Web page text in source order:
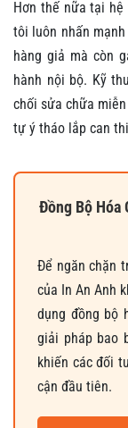
Hơn thế nữa tại
tôi luôn nhấn
hàng giả mà còn
hành nội bộ. Kỹ
chối sửa chữa
tự ý tháo lắp can
Đồng Bộ Hóa
Để ngăn chặn
của In An Anh
dụng đồng bộ
giải pháp bao
khiến các đối
cận đầu tiên.